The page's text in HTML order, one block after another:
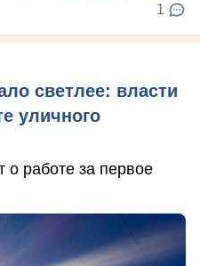
1
светлее: власти
уличного
о работе за первое